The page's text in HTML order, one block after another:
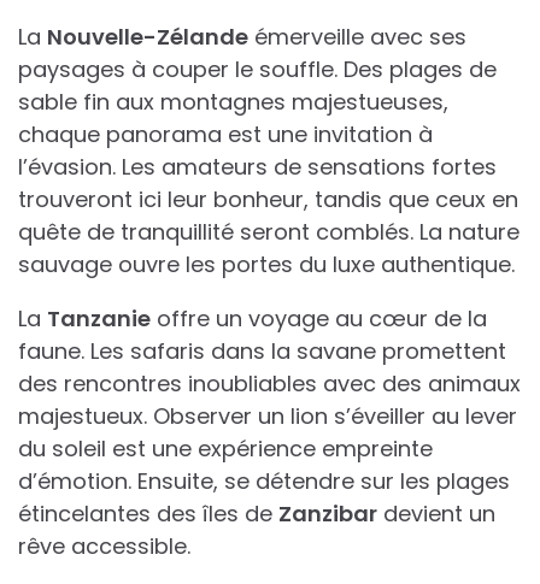
La Nouvelle-Zélande émerveille avec ses
paysages à couper le souffle. Des plages de
sable fin aux montagnes majestueuses,
chaque panorama est une invitation à
l’évasion. Les amateurs de sensations fortes
trouveront ici leur bonheur, tandis que ceux en
quête de tranquillité seront comblés. La nature
sauvage ouvre les portes du luxe authentique.
La Tanzanie offre un voyage au cœur de la
faune. Les safaris dans la savane promettent
des rencontres inoubliables avec des animaux
majestueux. Observer un lion s’éveiller au lever
du soleil est une expérience empreinte
d’émotion. Ensuite, se détendre sur les plages
étincelantes des îles de Zanzibar devient un
rêve accessible.